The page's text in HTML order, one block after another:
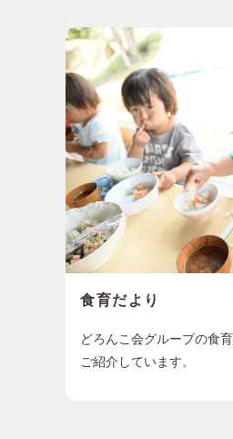
食育だより
どろんこ会グループの食
ご紹介しています。